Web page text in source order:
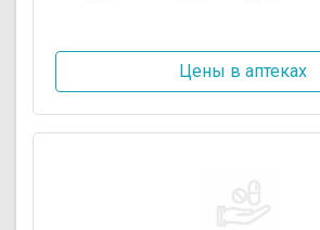
Цены в аптеках